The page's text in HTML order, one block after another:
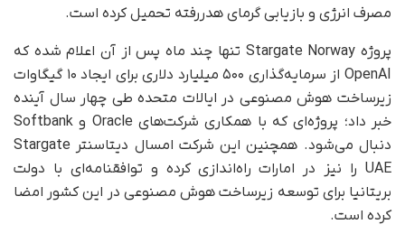
مصرف انرژی و بازیابی گرمای هدررفته تحمیل کرده است.
پروژه Stargate Norway تنها چند ماه پس از آن اعلام شده که
OpenAI از سرمایه‌گذاری ۵۰۰ میلیارد دلاری برای ایجاد ۱۰ گیگاوات
زیرساخت هوش مصنوعی در ایالات متحده طی چهار سال آینده
خبر داد؛ پروژه‌ای که با همکاری شرکت‌های Oracle و Softbank
دنبال می‌شود. همچنین این شرکت امسال دیتاسنتر Stargate
UAE را نیز در امارات راه‌اندازی کرده و توافقنامه‌ای با دولت
بریتانیا برای توسعه زیرساخت هوش مصنوعی در این کشور امضا
کرده است.